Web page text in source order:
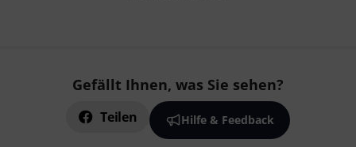
Gefällt Ihnen, was Sie sehen?
Teilen Hilfe & Feedback